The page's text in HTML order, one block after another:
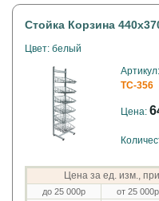
Стойка Корзина
Цвет: белый
Артикул:
TC-356
Цена:
Цена за ед. изм.,
до 25 000р от 25 000р